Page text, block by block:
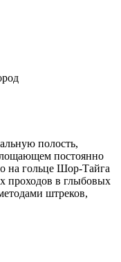
полость,
постоянно
на гольце Шор-Тайга
проходов в глыбовых
штреков,